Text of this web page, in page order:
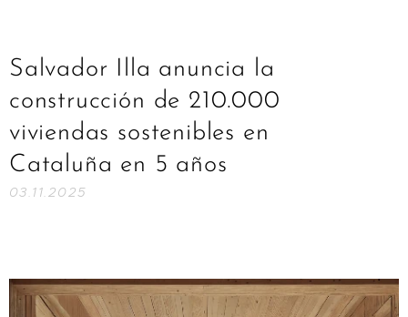
Salvador Illa anuncia la
construcción de 210.000
viviendas sostenibles en
Cataluña en 5 años
03.11.2025